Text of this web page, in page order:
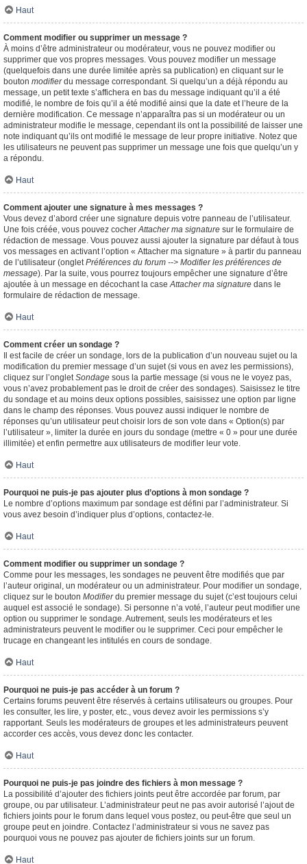
Haut
Comment modifier ou supprimer un message ?
À moins d’être administrateur ou modérateur, vous ne pouvez modifier ou
supprimer que vos propres messages. Vous pouvez modifier un message
(quelquefois dans une durée limitée après sa publication) en cliquant sur le
bouton modifierdu message correspondant. Si quelqu’un a déjà répondu au
message, un petit texte s’affichera en bas du message indiquant qu’il a été
modifié, le nombre de fois qu’il a été modifié ainsi que la date et l’heure de la
dernière modification. Ce message n’apparaîtra pas si un modérateur ou un
administrateur modifie le message, cependant ils ont la possibilité de laisser une
note indiquant qu’ils ont modifié le message de leur propre initiative. Notez que
les utilisateurs ne peuvent pas supprimer un message une fois que quelqu’un y
a répondu.
Haut
Comment ajouter une signature à mes messages ?
Vous devez d’abord créer une signature depuis votre panneau de l’utilisateur.
Une fois créée, vous pouvez cocherAttacher ma signature sur le formulaire de
rédaction de message. Vous pouvez aussi ajouter la signature par défaut à tous
vos messages en activant l’option « Attacher ma signature » à partir du panneau
de l’utilisateur (ongletPréférences du forum --> Modifier les préférences de
message). Par la suite, vous pourrez toujours empêcher une signature d’être
ajoutée à un message en décochant la caseAttacher ma signature dans le
formulaire de rédaction de message.
Haut
Comment créer un sondage ?
Il est facile de créer un sondage, lors de la publication d’un nouveau sujet ou la
modification du premier message d’un sujet (si vous en avez les permissions),
cliquez sur l’ongletSondage sous la partie message (si vous ne le voyez pas,
vous n’avez probablement pas le droit de créer des sondages). Saisissez le titre
du sondage et au moins deux options possibles, saisissez une option par ligne
dans le champ des réponses. Vous pouvez aussi indiquer le nombre de
réponses qu’un utilisateur peut choisir lors de son vote dans « Option(s) par
l’utilisateur », limiter la durée en jours du sondage (mettre « 0 » pour une durée
illimitée) et enfin permettre aux utilisateurs de modifier leur vote.
Haut
Pourquoi ne puis-je pas ajouter plus d’options à mon sondage ?
Le nombre d’options maximum par sondage est défini par l’administrateur. Si
vous avez besoin d’indiquer plus d’options, contactez-le.
Haut
Comment modifier ou supprimer un sondage ?
Comme pour les messages, les sondages ne peuvent être modifiés que par
l’auteur original, un modérateur ou un administrateur. Pour modifier un sondage,
cliquez sur le bouton Modifierdu premier message du sujet (c’est toujours celui
auquel est associé le sondage). Si personne n’a voté, l’auteur peut modifier une
option ou supprimer le sondage. Autrement, seuls les modérateurs et les
administrateurs peuvent le modifier ou le supprimer. Ceci pour empêcher le
trucage en changeant les intitulés en cours de sondage.
Haut
Pourquoi ne puis-je pas accéder à un forum ?
Certains forums peuvent être réservés à certains utilisateurs ou groupes. Pour
les consulter, les lire, y poster, etc., vous devez avoir les permissions s’y
rapportant. Seuls les modérateurs de groupes et les administrateurs peuvent
accorder ces accès, vous devez donc les contacter.
Haut
Pourquoi ne puis-je pas joindre des fichiers à mon message ?
La possibilité d’ajouter des fichiers joints peut être accordée par forum, par
groupe, ou par utilisateur. L’administrateur peut ne pas avoir autorisé l’ajout de
fichiers joints pour le forum dans lequel vous postez, ou peut-être que seul un
groupe peut en joindre. Contactez l’administrateur si vous ne savez pas
pourquoi vous ne pouvez pas ajouter de fichiers joints sur un forum.
Haut